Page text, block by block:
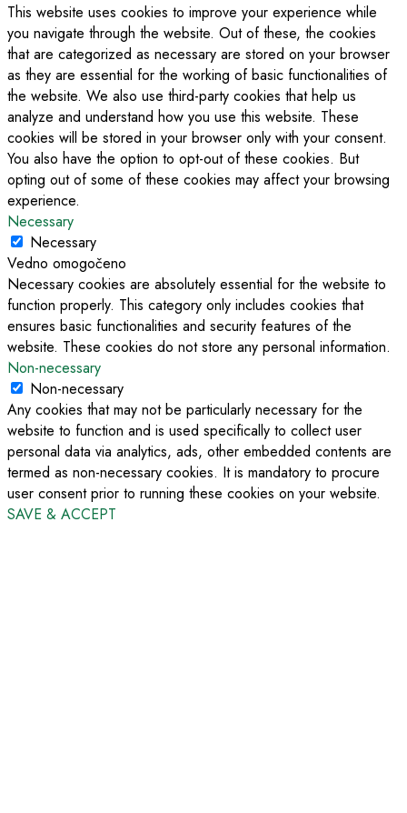
This website uses cookies to improve your experience while
you navigate through the website. Out of these, the cookies
that are categorized as necessary are stored on your browser
as they are essential for the working of basic functionalities of
the website. We also use third-party cookies that help us
analyze and understand how you use this website. These
cookies will be stored in your browser only with your consent.
You also have the option to opt-out of these cookies. But
opting out of some of these cookies may affect your browsing
experience.
Necessary
Necessary
Vedno omogočeno
Necessary cookies are absolutely essential for the website to
function properly. This category only includes cookies that
ensures basic functionalities and security features of the
website. These cookies do not store any personal information.
Non-necessary
Non-necessary
Any cookies that may not be particularly necessary for the
website to function and is used specifically to collect user
personal data via analytics, ads, other embedded contents are
termed as non-necessary cookies. It is mandatory to procure
user consent prior to running these cookies on your website.
SAVE & ACCEPT